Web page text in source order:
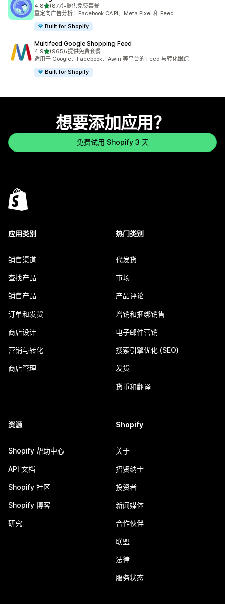
4.8星（满分 5 星）
(877)
总共 877 条评论
•提供免费套餐
重定向广告分析：Facebook CAPI、Meta Pixel 和 Feed
Built for Shopify
Multifeed Google Shopping Feed
4.9星（满分 5 星）
(965)
总共 965 条评论
•提供免费套餐
适用于 Google、Facebook、Awin 等平台的 Feed 与转化跟踪
Built for Shopify
想要添加应用？
免费试用 Shopify 3 天
应用类别
销售渠道
查找产品
销售产品
订单和发货
商店设计
营销与转化
商店管理
热门类别
代发货
市场
产品评论
增销和捆绑销售
电子邮件营销
搜索引擎优化 (SEO)
发货
货币和翻译
资源
Shopify 帮助中心
API 文档
Shopify 社区
Shopify 博客
研究
Shopify
关于
招贤纳士
投资者
新闻媒体
合作伙伴
联盟
法律
服务状态